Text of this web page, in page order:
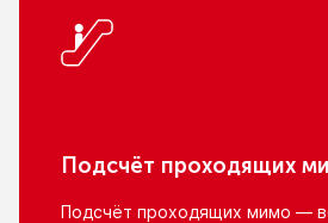
Подсчёт проходящих
Подсчёт проходящих мимо —